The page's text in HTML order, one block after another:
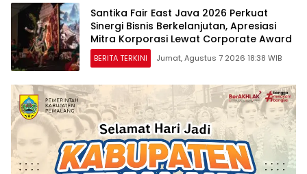
Santika Fair East Java 2026 Perkuat
Sinergi Bisnis Berkelanjutan, Apresiasi
Mitra Korporasi Lewat Corporate Award
BERITA TERKINI Jumat, Agustus 7 2026 18:38 WIB